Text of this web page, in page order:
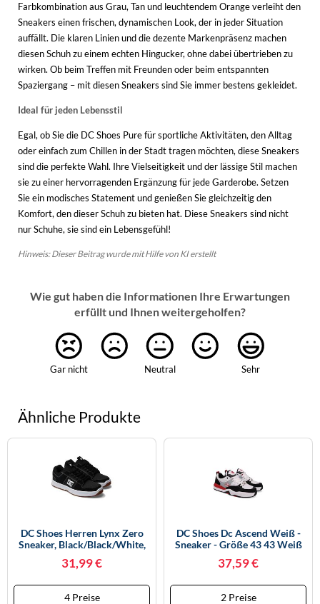
Farbkombination aus Grau, Tan und leuchtendem Orange verleiht den
Sneakers einen frischen, dynamischen Look, der in jeder Situation
auffällt. Die klaren Linien und die dezente Markenpräsenz machen
diesen Schuh zu einem echten Hingucker, ohne dabei übertrieben zu
wirken. Ob beim Treffen mit Freunden oder beim entspannten
Spaziergang – mit diesen Sneakers sind Sie immer bestens gekleidet.
Ideal für jeden Lebensstil
Egal, ob Sie die DC Shoes Pure für sportliche Aktivitäten, den Alltag
oder einfach zum Chillen in der Stadt tragen möchten, diese Sneakers
sind die perfekte Wahl. Ihre Vielseitigkeit und der lässige Stil machen
sie zu einer hervorragenden Ergänzung für jede Garderobe. Setzen
Sie ein modisches Statement und genießen Sie gleichzeitig den
Komfort, den dieser Schuh zu bieten hat. Diese Sneakers sind nicht
nur Schuhe, sie sind ein Lebensgefühl!
Hinweis: Dieser Beitrag wurde mit Hilfe von KI erstellt
Wie gut haben die Informationen Ihre Erwartungen
erfüllt und Ihnen weitergeholfen?
Gar nicht Neutral Sehr
Ähnliche Produkte
DC Shoes Herren Lynx Zero
Sneaker, Black/Black/White,
31,99 €
4 Preise
DC Shoes Dc Ascend Weiß -
Sneaker - Größe 43 43 Weiß
37,59 €
2 Preise